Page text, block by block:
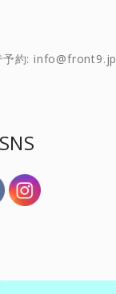
予約: info@front9.jp